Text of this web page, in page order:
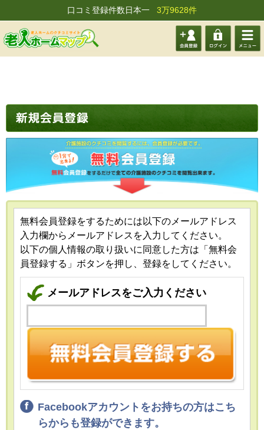
口コミ登録件数日本一 3万9628件
会員登 ログイ メニュ
無料会員登録をするためには以下のメールアドレス
入力欄からメールアドレスを入力してください。
以下の個人情報の取り扱いに同意した方は「無料会
員登録する」ボタンを押し、登録をしてください。
メールアドレスをご入力ください
Facebookアカウントをお持ちの方はこち
らからも登録ができます。